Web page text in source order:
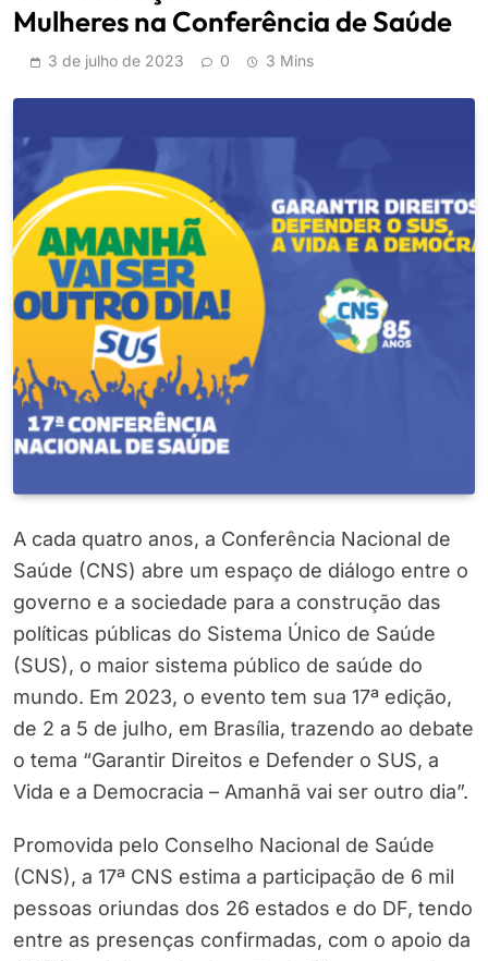
Mulheres na Conferência de Saúde
3 de julho de 2023 0 3 Mins
A cada quatro anos, a Conferência Nacional de
Saúde (CNS) abre um espaço de diálogo entre o
governo e a sociedade para a construção das
políticas públicas do Sistema Único de Saúde
(SUS), o maior sistema público de saúde do
mundo. Em 2023, o evento tem sua 17ª edição,
de 2 a 5 de julho, em Brasília, trazendo ao debate
o tema “Garantir Direitos e Defender o SUS, a
Vida e a Democracia – Amanhã vai ser outro dia”.
Promovida pelo Conselho Nacional de Saúde
(CNS), a 17ª CNS estima a participação de 6 mil
pessoas oriundas dos 26 estados e do DF, tendo
entre as presenças confirmadas, com o apoio da